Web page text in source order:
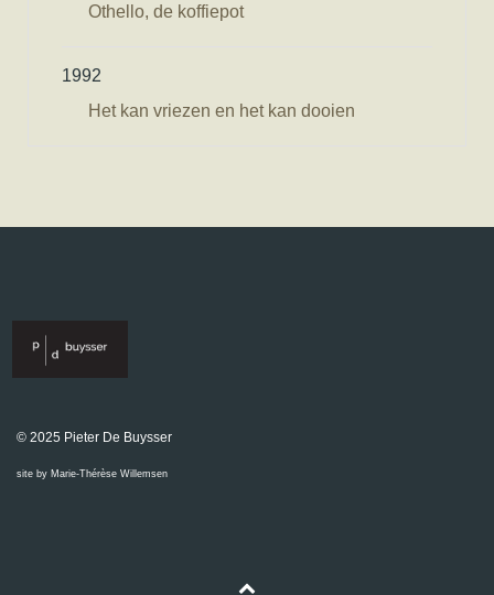
Othello, de koffiepot
1992
Het kan vriezen en het kan dooien
© 2025 Pieter De Buysser
site by Marie-Thérèse Willemsen